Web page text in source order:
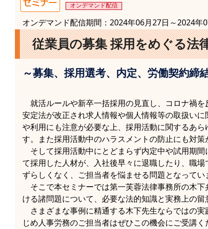
オンデマンド配信
オンデマンド配信期間：2024年06月27日～2024年
従業員の募集 採用をめぐる法
～募集、採用選考、内定、労働契約
就活ルールや新卒一括採用の見直し、コロナ禍
安定法が改正され求人情報や個人情報等の取扱い
や利用にも注意が必要な上、採用活動に関するあ
す。また採用活動中のハラスメントの防止にも対策
そして採用活動中にとどまらず内定中や試用期
て採用した人材が、入社後早々に退職したり、職
ずらしくなく、ご担当者を悩ませる問題となってい
そこで本セミナーでは第一芙蓉法律事務所の木
ける諸問題について、必要な法的知識と実務上の留
さまざまな事例に精通する木下先生ならではの
じめ人事労務のご担当者はぜひこの機会にご受講く